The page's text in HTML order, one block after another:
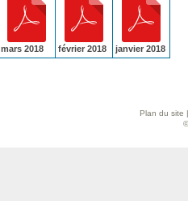
mars 2018 février 2018 janvier 2018
Plan du site